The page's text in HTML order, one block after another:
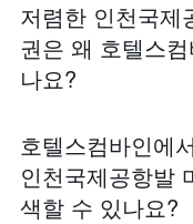
저렴한 인천국제
권은 ​왜 호텔스
나요?
호텔스컴바인​에
인천국제공항​발
색할 수 있나요?